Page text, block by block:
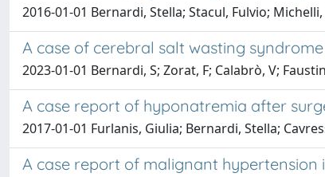
2016-01-01 Bernardi, Stella; Stacul, Fulvio;
A case of cerebral salt wasting
2023-01-01 Bernardi, S; Zorat, F; Calabrò, V;
A case report of hyponatremia after
2017-01-01 Furlanis, Giulia; Bernardi, Stella;
A case report of malignant hypertension